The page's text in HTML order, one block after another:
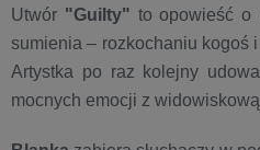
Utwór "Guilty" to opowieść o
sumienia – rozkochaniu kogoś
Artystka po raz kolejny
mocnych emocji z